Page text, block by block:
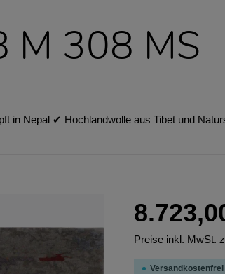
M 308 MS
in Nepal ✔︎ Hochlandwolle aus Tibet und
Preise inkl. MwSt.
Versandkostenfrei